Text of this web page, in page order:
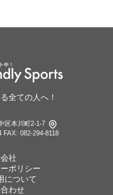
全ての人へ！
区本川町2-1-7
FAX: 082-294-8118
社
ポリシー
について
わせ